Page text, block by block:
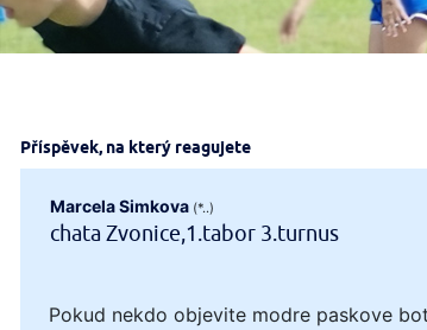
Příspěvek, na který reagujete
Marcela Simkova (*..)
chata Zvonice,1.tabor 3.turnus
Pokud nekdo objevite modre paskove